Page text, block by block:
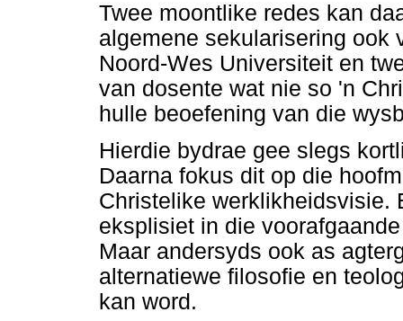
Twee moontlike redes kan
algemene sekularisering ook
Noord-Wes Universiteit en
van dosente wat nie so 'n
hulle beoefening van die
Hierdie bydrae gee slegs
Daarna fokus dit op die
Christelike werklikheidsvisie.
eksplisiet in die
Maar andersyds ook as
alternatiewe filosofie en
kan word.